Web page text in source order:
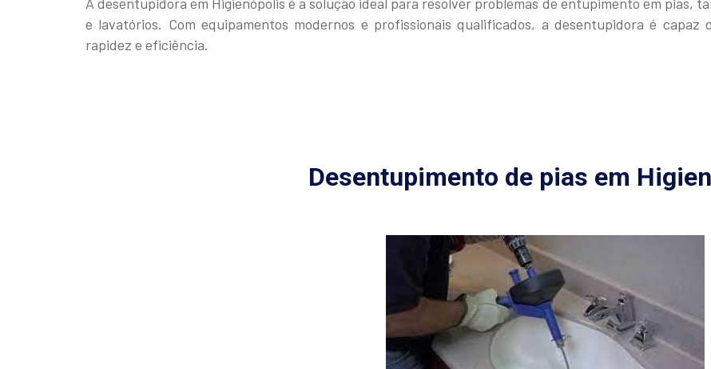
e lavatórios. Com equipamentos modernos e profissionais qualificados, a desentupidora é
rapidez e eficiência.
Desentupimento de pias em